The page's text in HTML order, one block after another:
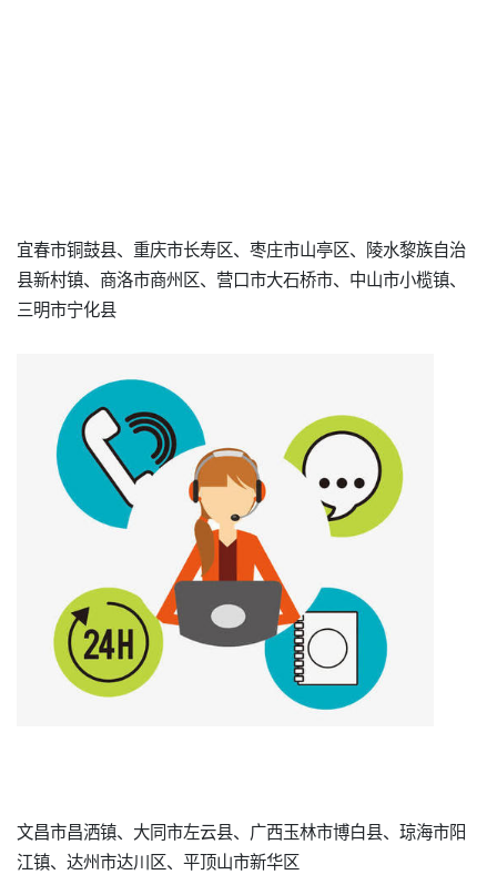
宜春市铜鼓县、重庆市长寿区、枣庄市山亭区、陵水黎族自治
县新村镇、商洛市商州区、营口市大石桥市、中山市小榄镇、
三明市宁化县
文昌市昌洒镇、大同市左云县、广西玉林市博白县、琼海市阳
江镇、达州市达川区、平顶山市新华区